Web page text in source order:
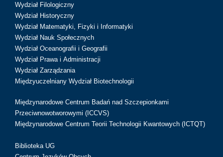
Wydział Filologiczny
Wydział Historyczny
Wydział Matematyki, Fizyki i Informatyki
Wydział Nauk Społecznych
Wydział Oceanografii i Geografii
Wydział Prawa i Administracji
Wydział Zarządzania
Międzyuczelniany Wydział Biotechnologii
Międzynarodowe Centrum Badań nad Szczepionkami
Przeciwnowotworowymi (ICCVS)
Międzynarodowe Centrum Teorii Technologii Kwantowych (ICTQT)
Biblioteka UG